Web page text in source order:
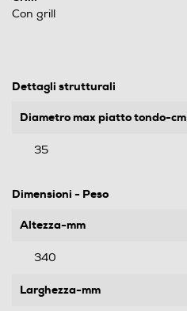
Con grill
Dettagli strutturali
Diametro max piatto tondo-cm
35
Dimensioni - Peso
Altezza-mm
340
Larghezza-mm